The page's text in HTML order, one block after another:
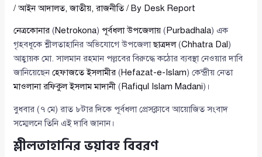
/আইন আদালত,জাতীয়,রাজনীতি/ By Desk Report
নেত্রকোনার (Netrokona) পূর্বধলা উপজেলায় (Purbadhala) এক
গৃহবধূকে শ্লীলতাহানির অভিযোগে উপজেলাছাত্রদল(Chhatra Dal)
আহ্বায়ক মো. সালমান রহমান পল্লবের বিরুদ্ধে কঠোর ব্যবস্থা নেওয়ার দাবি
জানিয়েছেনহেফাজতে ইসলামীর (Hefazat-e-Islam) কেন্দ্রীয় নেতা
মাওলানা রফিকুল ইসলাম মাদানী (Rafiqul Islam Madani)।
বুধবার (৭ মে) রাত ৮টার দিকে পূর্বধলা প্রেসক্লাবে আয়োজিত সংবাদ
সম্মেলনে তিনি এই দাবি জানান।
শ্লীলতাহানির ভয়াবহ বিবরণ